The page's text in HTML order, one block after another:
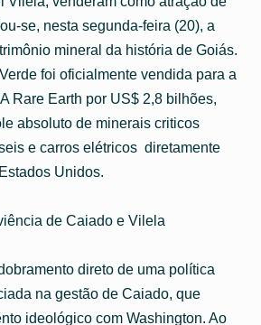
se, nesta segunda-feira (20), a
mineral da história de Goiás.
foi oficialmente vendida para a
Rare Earth por US$ 2,8 bilhões,
absoluto de minerais criticos
e carros elétricos diretamente
Unidos.
de Caiado e Vilela
direto de uma política
na gestão de Caiado, que
ideológico com Washington. Ao